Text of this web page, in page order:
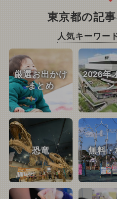
東京都の記
人気キーワー
厳選お出かけ
まとめ
2026年
ン
恐竜 無料・